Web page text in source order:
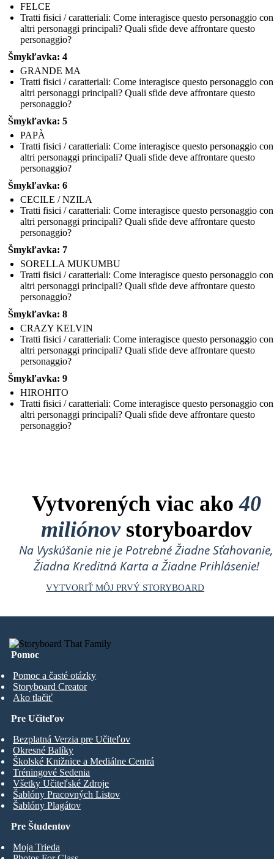
FELCE
Tratti fisici / caratteriali: Come interagisce questo personaggio
altri personaggi principali? Quali sfide deve affrontare questo
personaggio?
Šmykľavka: 4
GRANDE MA
Tratti fisici / caratteriali: Come interagisce questo personaggio
altri personaggi principali? Quali sfide deve affrontare questo
personaggio?
Šmykľavka: 5
PAPÀ
Tratti fisici / caratteriali: Come interagisce questo personaggio
altri personaggi principali? Quali sfide deve affrontare questo
personaggio?
Šmykľavka: 6
CECILE / NZILA
Tratti fisici / caratteriali: Come interagisce questo personaggio
altri personaggi principali? Quali sfide deve affrontare questo
personaggio?
Šmykľavka: 7
SORELLA MUKUMBU
Tratti fisici / caratteriali: Come interagisce questo personaggio
altri personaggi principali? Quali sfide deve affrontare questo
personaggio?
Šmykľavka: 8
CRAZY KELVIN
Tratti fisici / caratteriali: Come interagisce questo personaggio
altri personaggi principali? Quali sfide deve affrontare questo
personaggio?
Šmykľavka: 9
HIROHITO
Tratti fisici / caratteriali: Come interagisce questo personaggio
altri personaggi principali? Quali sfide deve affrontare questo
personaggio?
Vytvorených viac ako40
miliónovstoryboardov
Na Vyskúšanie nie je Potrebné Žiadne Sťahovanie,
Žiadna Kreditná Karta a Žiadne Prihlásenie!
VYTVORIŤ MÔJ PRVÝ STORYBOARD
Pomoc
Pomoc a časté otázky
Storyboard Creator
Ako tlačiť
Pre Študentov
Moja Trieda
Pre Učiteľov
Bezplatná Verzia pre Učiteľov
Okresné Balíky
Školské Knižnice a Mediálne Centrá
Tréningové Sedenia
Všetky Učiteľské Zdroje
Šablóny Pracovných Listov
Šablóny Plagátov